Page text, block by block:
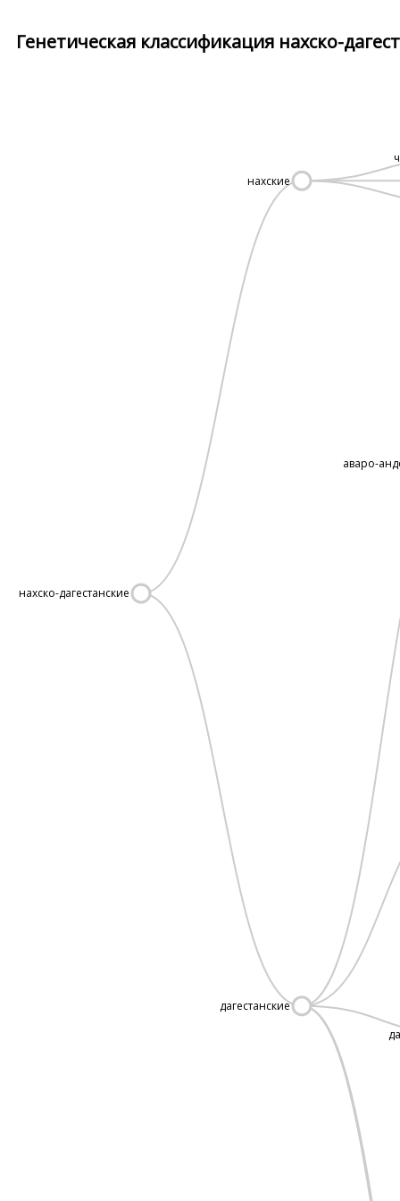
Генетическая классификация нахско-
аваро-
дагестанские
нахские
нахско-дагестанские